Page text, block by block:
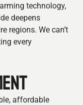
technology,
deepens
regions. We can’t
every
affordable